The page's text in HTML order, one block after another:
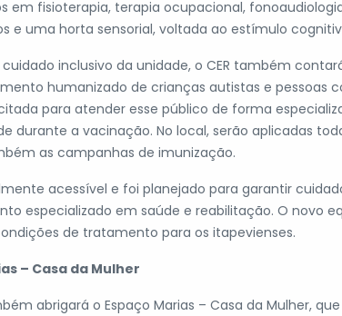
em fisioterapia, terapia ocupacional,
e uma horta sensorial, voltada ao estímulo
inclusivo da unidade, o CER também
humanizado de crianças autistas e pessoas
para atender esse público de forma
durante a vacinação. No local, serão aplicadas
as campanhas de imunização.
acessível e foi planejado para garantir
especializado em saúde e reabilitação. O novo
de tratamento para os itapevienses.
– Casa da Mulher
abrigará o Espaço Marias – Casa da Mulher,